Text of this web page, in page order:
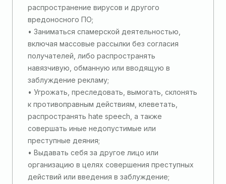
распространение вирусов и другого
вредоносного ПО;
• Заниматься спамерской деятельностью,
включая массовые рассылки без согласия
получателей, либо распространять
навязчивую, обманную или вводящую в
заблуждение рекламу;
• Угрожать, преследовать, вымогать, склонять
к противоправным действиям, клеветать,
распространять hate speech, а также
совершать иные недопустимые или
преступные деяния;
• Выдавать себя за другое лицо или
организацию в целях совершения преступных
действий или введения в заблуждение;